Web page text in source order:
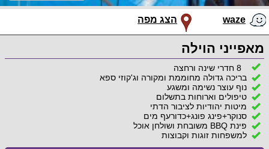
waze הצג מפה
מאפייני הוילה
8 חדרי שינה ורחצה
בריכה גדולה מחוממת ומקורה וג'קוזי ספא
נוף עוצר נשימה ומשגע
טיפולים וארוחות בתשלום
מיטות יהודיות לציבור הדתי
סנוקר+פינג פונג+כדורעף מים
פינת BBQ משובחת ושולחן אוכל
למשפחות זוגות וקבוצות